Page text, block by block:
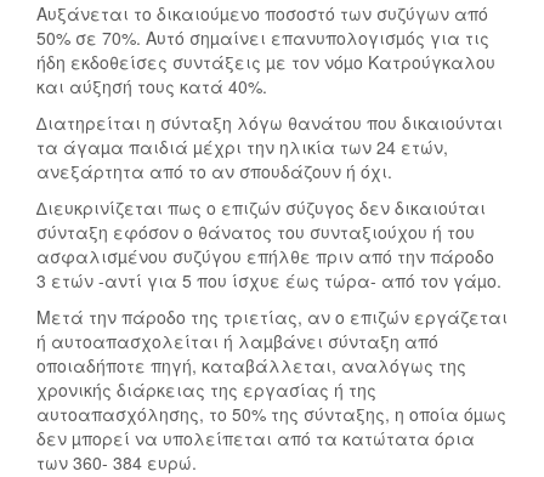
Αυξάνεται το δικαιούµενο ποσοστό των συζύγων από
50% σε 70%. Αυτό σηµαίνει επανυπολογισµός για τις
ήδη εκδοθείσες συντάξεις µε τον νόµο Κατρούγκαλου
και αύξησή τους κατά 40%.
∆ιατηρείται η σύνταξη λόγω θανάτου που δικαιούνται
τα άγαµα παιδιά µέχρι την ηλικία των 24 ετών,
ανεξάρτητα από το αν σπουδάζουν ή όχι.
∆ιευκρινίζεται πως ο επιζών σύζυγος δεν δικαιούται
σύνταξη εφόσον ο θάνατος του συνταξιούχου ή του
ασφαλισµένου συζύγου επήλθε πριν από την πάροδο
3 ετών -αντί για 5 που ίσχυε έως τώρα- από τον γάµο.
Μετά την πάροδο της τριετίας, αν ο επιζών εργάζεται
ή αυτοαπασχολείται ή λαµβάνει σύνταξη από
οποιαδήποτε πηγή, καταβάλλεται, αναλόγως της
χρονικής διάρκειας της εργασίας ή της
αυτοαπασχόλησης, το 50% της σύνταξης, η οποία όµως
δεν µπορεί να υπολείπεται από τα κατώτατα όρια
των 360- 384 ευρώ.